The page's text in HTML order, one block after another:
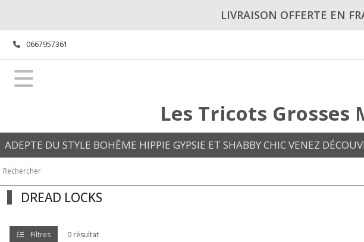
LIVRAISON OFFERTE EN
0667957361
Les Tricots Grosses
ADEPTE DU STYLE BOHÊME HIPPIE GYPSIE ET SHABBY CHIC VENEZ
DREAD LOCKS
Filtres 0 résultat
FILTRES
Tous
Afficher
les